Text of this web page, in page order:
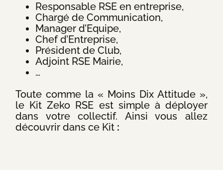
Responsable RSE en entreprise,
Chargé de Communication,
Manager d’Equipe,
Chef d’Entreprise,
Président de Club,
Adjoint RSE Mairie,
…
Toute comme la « Moins Dix Attitude »,
le Kit Zeko RSE est simple à déployer
dans votre collectif. Ainsi vous allez
découvrir dans ce Kit :